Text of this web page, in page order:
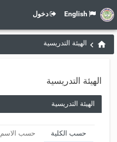
دخول
الهيئة التدريسية
الهيئة التدريسية
الهيئة التدريسية
حسب الكلية حسب الاسم